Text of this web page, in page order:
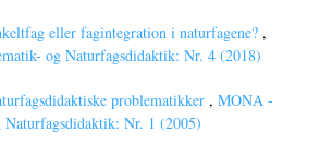
eller fagintegration i naturfagene? ,
og Naturfagsdidaktik: Nr. 4 (2018)
problematikker , MONA -
Naturfagsdidaktik: Nr. 1 (2005)